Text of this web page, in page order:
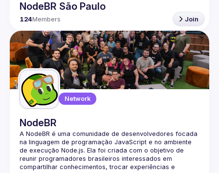
NodeBR São Paulo
124Members Join
Network
NodeBR
A NodeBR é uma comunidade de desenvolvedores focada
na linguagem de programação JavaScript e no ambiente
de execução Node.js. Ela foi criada com o objetivo de
reunir programadores brasileiros interessados em
compartilhar conhecimentos, trocar experiências e